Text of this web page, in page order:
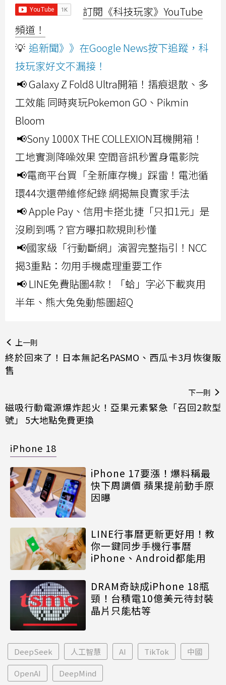
訂閱《科技玩家》YouTube
頻道！
💡 追新聞》》在Google News按下追蹤，科
技玩家好文不漏接！
📢 Galaxy Z Fold8 Ultra開箱！摺痕退散、多
工效能 同時爽玩Pokemon GO、Pikmin
Bloom
📢Sony 1000X THE COLLEXION耳機開箱！
工地實測降噪效果 空間音訊秒置身電影院
📢電商平台買「全新庫存機」踩雷！電池循
環44次還帶維修紀錄 網揭無良賣家手法
📢 Apple Pay、信用卡搭北捷「只扣1元」是
沒刷到嗎？官方曝扣款規則秒懂
📢國家級「行動斷網」演習完整指引！NCC
揭3重點：勿用手機處理重要工作
📢 LINE免費貼圖4款！「蛤」字必下載爽用
半年、熊大兔兔動態圖超Q
上一則
終於回來了！日本無記名PASMO、西瓜卡3月恢復販
售
下一則
磁吸行動電源爆炸起火！亞果元素緊急「召回2款型
號」 5大地點免費更換
iPhone 18
iPhone 17要漲！爆料稱最
快下周調價 蘋果提前動手原
因曝
LINE行事曆更新更好用！教
你一鍵同步手機行事曆
iPhone、Android都能用
DRAM奇缺成iPhone 18瓶
頸！台積電10億美元待封裝
晶片只能枯等
DeepSeek 人工智慧 AI TikTok 中國
OpenAI DeepMind